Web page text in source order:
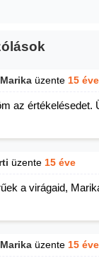
üzente 15 éve
az értékelésedet.
üzente 15 éve
a virágaid,
üzente 15 éve